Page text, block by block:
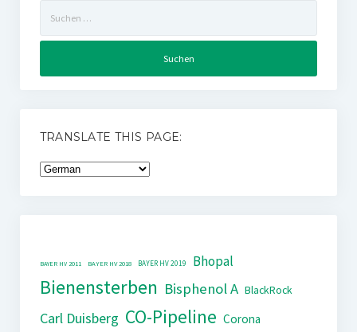
nach:
TRANSLATE THIS PAGE:
BAYER HV 2011 BAYER HV 2018 BAYER HV 2019 Bhopal
Bienensterben Bisphenol A BlackRock
Carl Duisberg CO-Pipeline Corona